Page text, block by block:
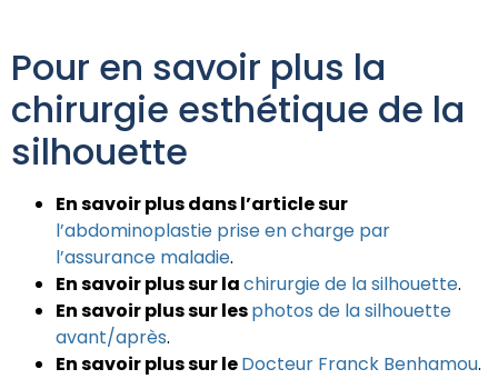
Pour en savoir plus la
chirurgie esthétique de la
silhouette
En savoir plus dans l’article sur
l’abdominoplastie prise en charge par
l’assurance maladie.
En savoir plus sur lachirurgie de la silhouette.
En savoir plus sur lesphotos de la silhouette
avant/après.
En savoir plus sur leDocteur Franck Benhamou.